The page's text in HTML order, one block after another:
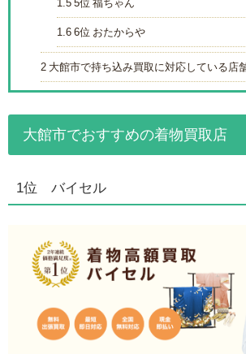
1.55位 福ちゃん
1.66位 おたからや
2大館市で持ち込み買取に対応している店
大館市でおすすめの着物買取店
1位 バイセル